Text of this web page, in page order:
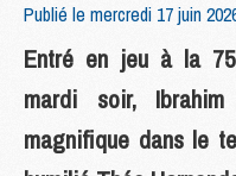
Publié le mercredi 17 juin
Entré en jeu à la
mardi soir,
magnifique dans le